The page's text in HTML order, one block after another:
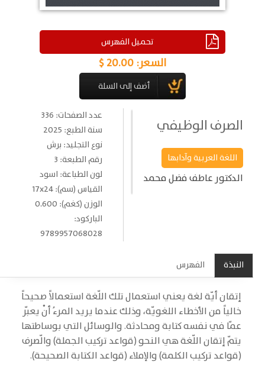
تحميل الفهرس
السعر: 20.00 $
الصرف الوظيفي
اللغة العربية وآدابها
الدكتور عاطف فضل محمد
عدد الصفحات: 336
سنة الطبع: 2025
نوع التجليد: برش
رقم الطبعة: 3
لون الطباعة: اسود
القياس (سم): 17x24
الوزن (كغم): 0.600
الباركود:
9789957068028
النبذة الفهرس
إتقان أيّة لغة يعني استعمال تلك اللّغة استعمالاً صحيحاً
خالياً من الأخطاء اللغويّة، وذلك عندما يريد المرءُ أنْ يعبّر
عمّا في نفسه كتابة ومحادثة. والوسائل التي بوساطتها
يتمّ إتقان اللّغة هي النحو (قواعد تركيب الجملة) والّصرف
(قواعد تركيب الكلمة) والإملاء (قواعد الكتابة الصحيحة).